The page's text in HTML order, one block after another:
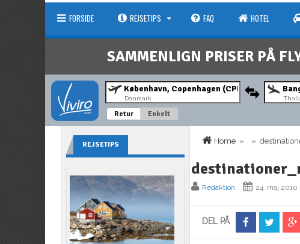
FORSIDE REJSETIPS FAQ HOTEL
SAMMENLIGN PRISER PÅ
Danmark
Retur Enkelt
Home » »
Redaktion 24. maj 2010
DEL PÅ
REJSETIPS